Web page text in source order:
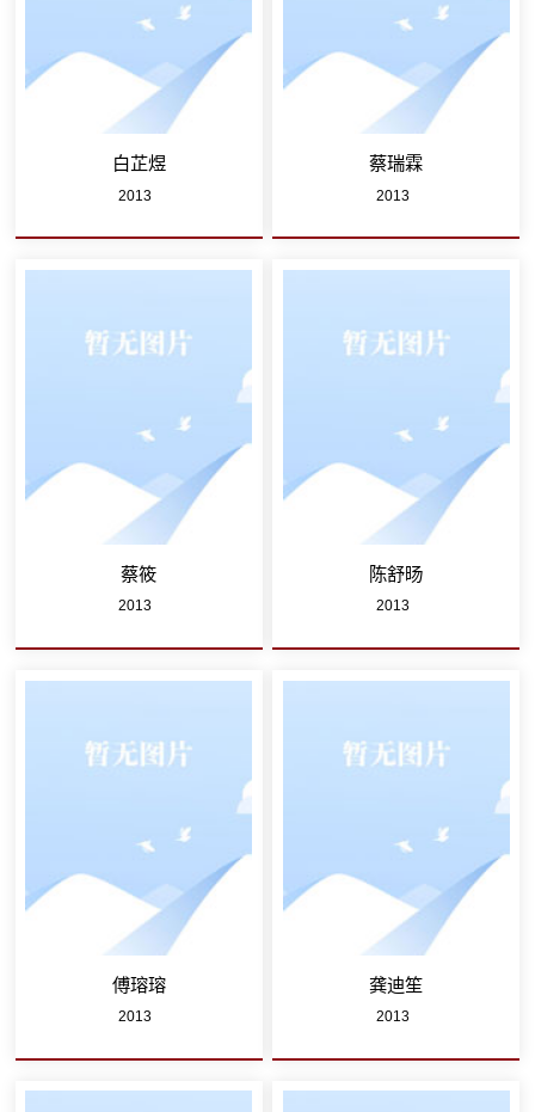
白芷煜
2013
蔡瑞霖
2013
蔡筱
2013
陈舒旸
2013
傅瑢瑢
2013
龚迪笙
2013